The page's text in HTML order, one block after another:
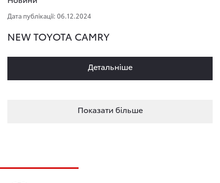
Дата публікації: 06.12.2024
NEW TOYOTA CAMRY
Детальнiше
Показати більше